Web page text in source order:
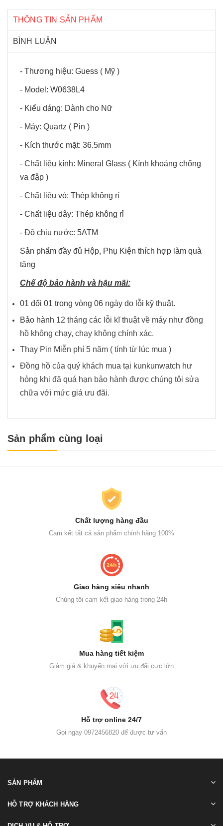
THÔNG TIN SẢN PHẨM
BÌNH LUẬN
- Thương hiệu: Guess ( Mỹ )
- Model: W0638L4
- Kiểu dáng: Dành cho Nữ
- Máy: Quartz ( Pin )
- Kích thước mặt: 36.5mm
- Chất liệu kính: Mineral Glass ( Kính khoáng chống
va đập )
- Chất liệu vỏ: Thép không rỉ
- Chất liệu dây: Thép không rỉ
- Độ chịu nước: 5ATM
Sản phẩm đầy đủ Hộp, Phụ Kiện thích hợp làm quà
tặng
Chế độ bảo hành và hậu mãi:
01 đổi 01 trong vòng 06 ngày do lỗi kỹ thuật.
Bảo hành 12 tháng các lỗi kĩ thuật về máy như đồng
hồ không chạy, chạy không chính xác.
Thay Pin Miễn phí 5 năm ( tính từ lúc mua )
Đồng hồ của quý khách mua tại kunkunwatch hư
hỏng khi đã quá hạn bảo hành được chúng tôi sửa
chữa với mức giá ưu đãi.
Sản phẩm cùng loại
Chất lượng hàng đầu
Cam kết tất cả sản phẩm chính hãng 100%
Giao hàng siêu nhanh
Chúng tôi cam kết giao hàng trong 24h
Mua hàng tiết kiệm
Giảm giá & khuyến mại với ưu đãi cực lớn
Hỗ trợ online 24/7
Gọi ngay 0972456820 để được tư vấn
SẢN PHẨM
HỖ TRỢ KHÁCH HÀNG